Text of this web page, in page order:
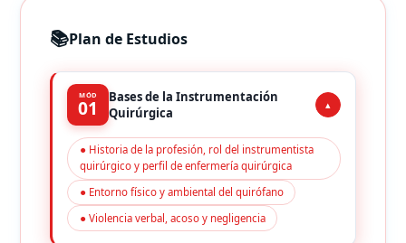
📚Plan de Estudios
MÓD
01
Bases de la Instrumentación
Quirúrgica
▴
● Historia de la profesión, rol del instrumentista
quirúrgico y perfil de enfermería quirúrgica
● Entorno físico y ambiental del quirófano
● Violencia verbal, acoso y negligencia